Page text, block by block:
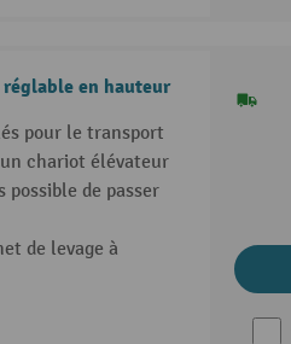
en hauteur
pour le transport
chariot élévateur
de passer
de levage à